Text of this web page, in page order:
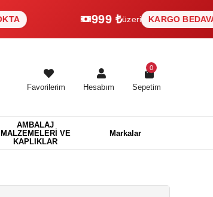
999 ₺üzeri KARGO BEDAVA
Favorilerim Hesabım Sepetim
0
AMBALAJ
MALZEMELERİ VE
KAPLIKLAR
Markalar